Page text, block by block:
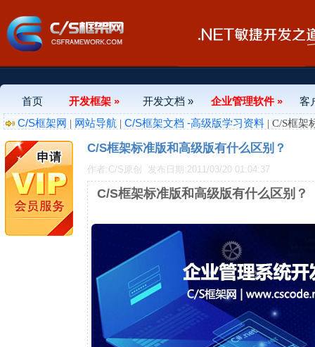
首页 开发框架 » 开发文档 » 企业管理软件 »
客
C/S框架网 | 网站导航 | C/S框架文档 -高级版学习资料 | C/S框架
C/S框架标准版和高级版有什么区别？
作者:C/S原创 发布日期:2011/03/20 01:04:37
C/S框架标准版和高级版有什么区别？